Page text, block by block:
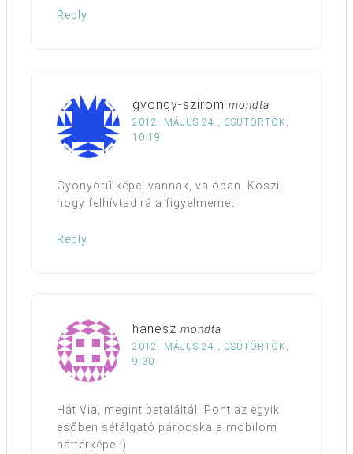
Reply
gyongy-szirom mondta
2012. MÁJUS 24., CSÜTÖRTÖK,
10:19
Gyönyörű képei vannak, valóban. Köszi,
hogy felhívtad rá a figyelmemet!
Reply
hanesz mondta
2012. MÁJUS 24., CSÜTÖRTÖK,
9:30
Hát Via, megint betaláltál. Pont az egyik
esőben sétálgató párocska a mobilom
háttérképe :)